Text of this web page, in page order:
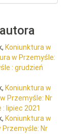
Koniunktura w
w Przemyśle:
: grudzień
Koniunktura w
Przemyśle: Nr
lipiec 2021
Koniunktura w
Przemyśle: Nr